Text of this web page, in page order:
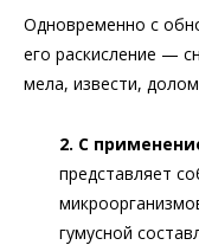
Одновременно с
его раскисление —
мела, извести,
2. С
представляет
гумусной